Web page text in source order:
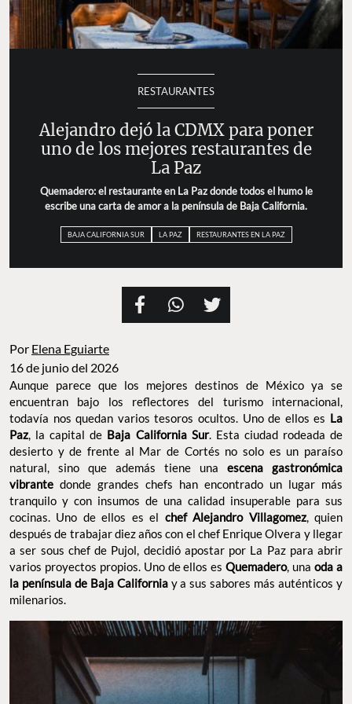
RESTAURANTES
Alejandro dejó la CDMX para poner
uno de los mejores restaurantes de
La Paz
Quemadero: el restaurante en La Paz donde todos el humo le
escribe una carta de amor a la península de Baja California.
BAJA CALIFORNIA SUR LA PAZ RESTAURANTES EN LA PAZ
Por Elena Eguiarte
16 de junio del 2026
Aunque parece que los mejores destinos de México ya se
encuentran bajo los reflectores del turismo internacional,
todavía nos quedan varios tesoros ocultos. Uno de ellos es La
Paz, la capital de Baja California Sur. Esta ciudad rodeada de
desierto y de frente al Mar de Cortés no solo es un paraíso
natural, sino que además tiene una escena gastronómica
vibrante donde grandes chefs han encontrado un lugar más
tranquilo y con insumos de una calidad insuperable para sus
cocinas. Uno de ellos es el chef Alejandro Villagomez, quien
después de trabajar diez años con el chef Enrique Olvera y llegar
a ser sous chef de Pujol, decidió apostar por La Paz para abrir
varios proyectos propios. Uno de ellos esQuemadero, unaoda a
la península de Baja Californiay a sus sabores más auténticos y
milenarios.